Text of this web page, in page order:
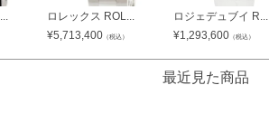
ロレックス ROL...
¥5,713,400 （税込）
ロジェデュブイ R...
¥1,293,600 （税込）
最近見た商品